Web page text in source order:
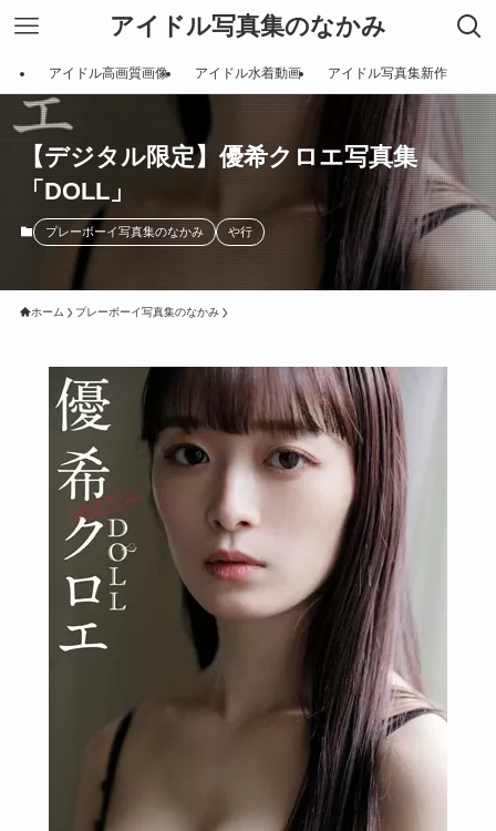
アイドル写真集のなかみ
アイドル高画質画像 アイドル水着動画 アイドル写真集新作
【デジタル限定】優希クロエ写真集
「DOLL」
プレーボーイ写真集のなかみ や行
ホーム プレーボーイ写真集のなかみ